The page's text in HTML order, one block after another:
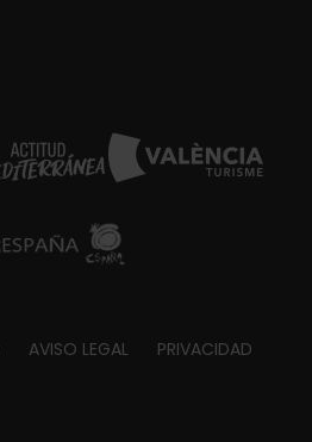
AVISO LEGAL PRIVACIDAD